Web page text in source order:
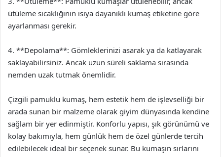
ütüleme sıcaklığının ısıya dayanıklı kumaş etiketine göre
ayarlanması gerekir.
4. **Depolama**: Gömleklerinizi asarak ya da katlayarak
saklayabilirsiniz. Ancak uzun süreli saklama sırasında
nemden uzak tutmak önemlidir.
Çizgili pamuklu kumaş, hem estetik hem de işlevselliği bir
arada sunan bir malzeme olarak giyim dünyasında kendine
sağlam bir yer edinmiştir. Konforlu yapısı, şık görünümü ve
kolay bakımıyla, hem günlük hem de özel günlerde tercih
edilebilecek ideal bir seçenek sunar. Bu kumaşın sırlarını